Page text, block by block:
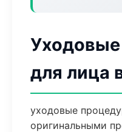
для лица
уходовые
оригинальными